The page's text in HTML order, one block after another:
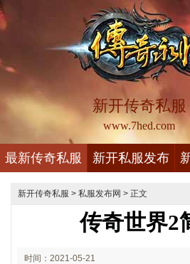
新开传奇私服
www.7hed.com
最新传奇私服 新开私服发布
新开传奇私服 > 私服发布网 > 正文
传奇世界2
时间：2021-05-21